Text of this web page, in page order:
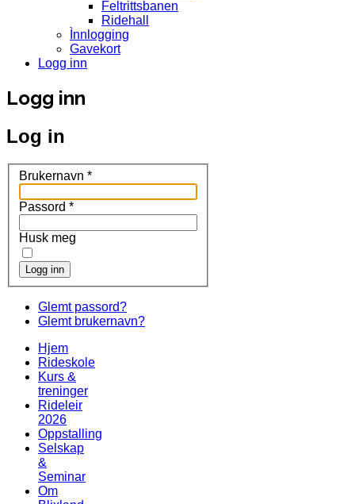
Feltrittsbanen
Ridehall
Ìnnlogging
Gavekort
Logg inn
Logg inn
Log in
Brukernavn *
Passord *
Husk meg
Logg inn
Glemt passord?
Glemt brukernavn?
Hjem
Rideskole
Kurs &
treninger
Rideleir
2026
Oppstalling
Selskap
&
Seminar
Om